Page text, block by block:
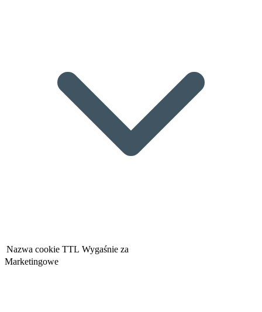
Nazwa cookie TTL Wygaśnie za
Marketingowe